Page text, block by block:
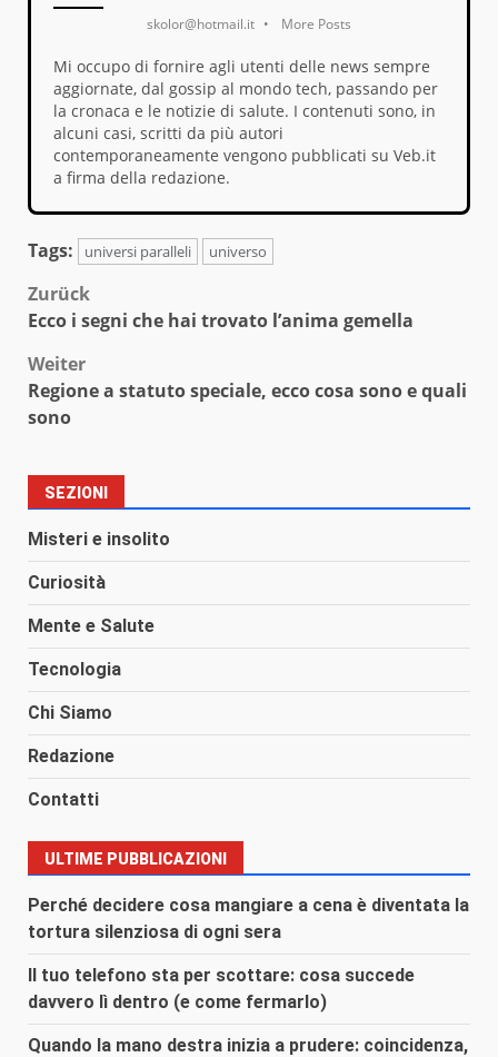
skolor@hotmail.it • More Posts
Mi occupo di fornire agli utenti delle news sempre
aggiornate, dal gossip al mondo tech, passando per
la cronaca e le notizie di salute. I contenuti sono, in
alcuni casi, scritti da più autori
contemporaneamente vengono pubblicati su Veb.it
a firma della redazione.
Tags: universi paralleli universo
Beitragsnavigation
Zurück
Ecco i segni che hai trovato l’anima gemella
Weiter
Regione a statuto speciale, ecco cosa sono e quali
sono
SEZIONI
Misteri e insolito
Curiosità
Mente e Salute
Tecnologia
Chi Siamo
Redazione
Contatti
ULTIME PUBBLICAZIONI
Perché decidere cosa mangiare a cena è diventata la
tortura silenziosa di ogni sera
Il tuo telefono sta per scottare: cosa succede
davvero lì dentro (e come fermarlo)
Quando la mano destra inizia a prudere: coincidenza,